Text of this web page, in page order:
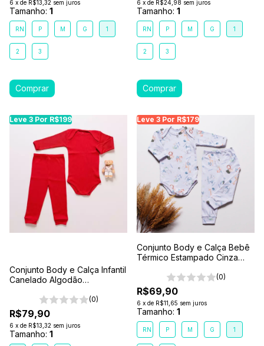
6 x de R$13,32 sem juros
Tamanho: 1
RN P M G 1
2 3
6 x de R$24,98 sem juros
Tamanho: 1
RN P M G 1
2 3
Leve 3 Por R$199
Conjunto Body e Calça Infantil
Canelado Algodão
(0)
R$79,90
6 x de R$13,32 sem juros
Tamanho: 1
Leve 3 Por R$179
Conjunto Body e Calça Bebê
Térmico Estampado Cinza
(0)
R$69,90
6 x de R$11,65 sem juros
Tamanho: 1
RN P M G 1